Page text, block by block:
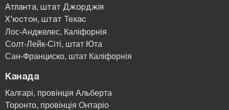
Атланта, штат Джорджія
Х'юстон, штат Техас
Лос-Анджелес, Каліфорнія
Солт-Лейк-Сіті, штат Юта
Сан-Франциско, штат Каліфорнія
Канада
Калгарі, провінція Альберта
Торонто, провінція Онтаріо